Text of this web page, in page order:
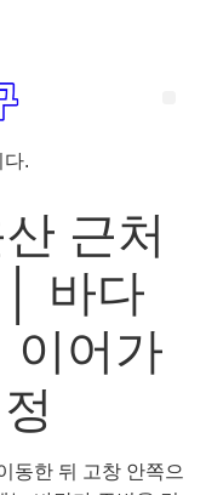
.
근처
바다
이어가
동한 뒤 고창 안쪽으